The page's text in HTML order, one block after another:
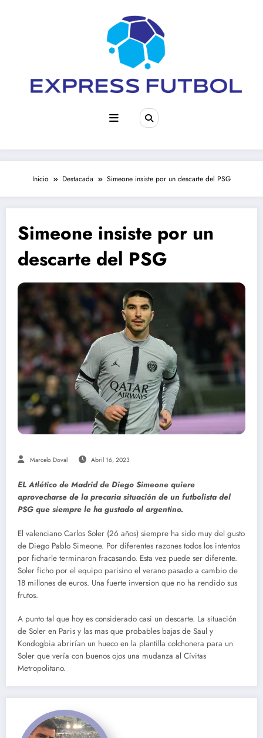
Inicio Destacada Simeone insiste por un descarte del PSG
Simeone insiste por un
descarte del PSG
Marcelo Doval Abril 16, 2023
EL Atlético de Madrid de Diego Simeone quiere
aprovecharse de la precaria situación de un futbolista del
PSG que siempre le ha gustado al argentino.
El valenciano Carlos Soler (26 años) siempre ha sido muy del gusto
de Diego Pablo Simeone. Por diferentes razones todos los intentos
por ficharle terminaron fracasando. Esta vez puede ser diferente.
Soler ficho por el equipo parisino el verano pasado a cambio de
18 millones de euros. Una fuerte inversion que no ha rendido sus
frutos.
A punto tal que hoy es considerado casi un descarte. La situación
de Soler en Paris y las mas que probables bajas de Saul y
Kondogbia abrirían un hueco en la plantilla colchonera para un
Soler que vería con buenos ojos una mudanza al Cívitas
Metropolitano.